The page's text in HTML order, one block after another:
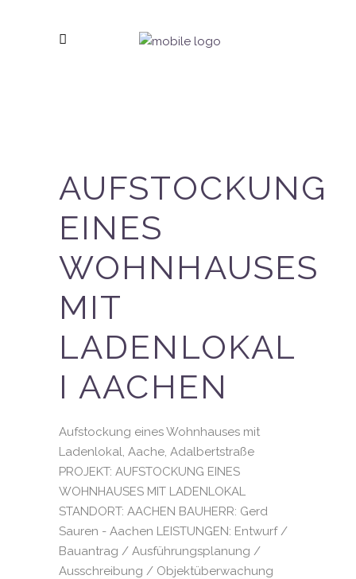
AUFSTOCKUNG
EINES
WOHNHAUSES
MIT
LADENLOKAL
I AACHEN
Aufstockung eines Wohnhauses mit
Ladenlokal, Aache, Adalbertstraße
PROJEKT: AUFSTOCKUNG EINES
WOHNHAUSES MIT LADENLOKAL
STANDORT: AACHEN BAUHERR: Gerd
Sauren - Aachen LEISTUNGEN: Entwurf /
Bauantrag / Ausführungsplanung /
Ausschreibung / Objektüberwachung